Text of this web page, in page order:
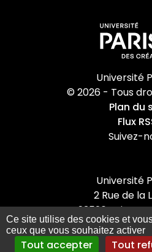
Université
© 2026 - Tous
Plan du
Flux
Suivez-
Université
2 Rue de la
93526 Saint-
Tel : +33(0)1
Ce site utilise des cookies et
ceux que vous souhaitez activer
Tout accepter Tout